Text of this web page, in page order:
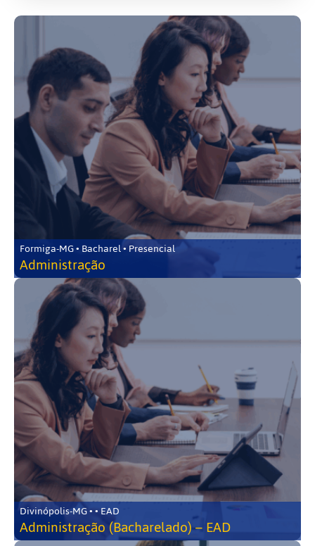
Formiga-MG • Bacharel • Presencial
Administração
Divinópolis-MG • • EAD
Administração (Bacharelado) – EAD